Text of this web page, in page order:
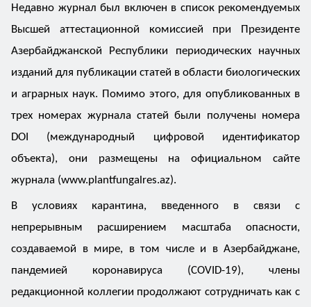
Недавно журнал был включен в список рекомендуемых
Высшей аттестационной комиссией при Президенте
Азербайджанской Республики периодических научных
изданий для публикации статей в области биологических
и аграрных наук. Помимо этого, для опубликованных в
трех номерах журнала статей были получены номера
DOI (международный цифровой идентификатор
объекта), они размещены на официальном сайте
журнала (www.plantfungalres.az).
В условиях карантина, введенного в связи с
непрерывным расширением масштаба опасности,
создаваемой в мире, в том числе и в Азербайджане,
пандемией коронавируса (COVID-19), члены
редакционной коллегии продолжают сотрудничать как с